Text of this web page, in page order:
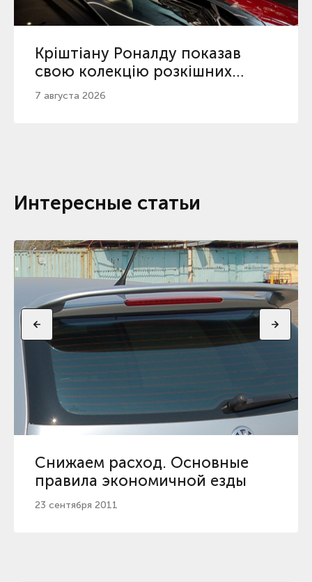
Кріштіану Роналду показав
свою колекцію розкішних
автомобілів
7 августа 2026
Интересные статьи
Снижаем расход. Основные
правила экономичной езды
23 сентября 2011